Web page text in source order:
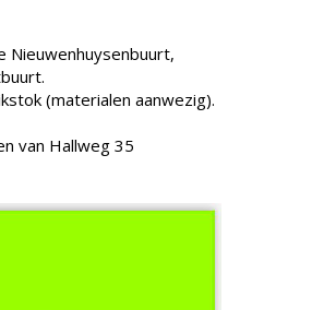
Nieuwenhuysenbuurt,
(materialen aanwezig).
van Hallweg 35